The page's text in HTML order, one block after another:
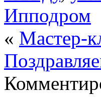
Ипподром
« Мастер-